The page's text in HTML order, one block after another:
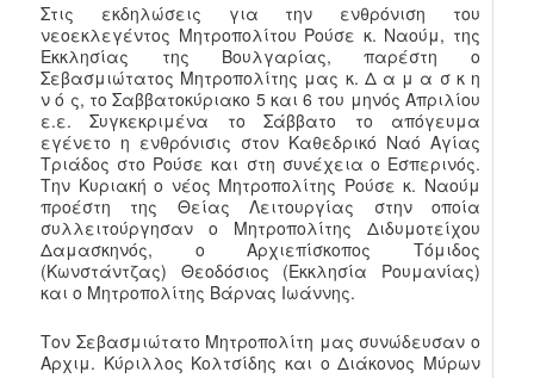
Στις εκδηλώσεις για την ενθρόνιση του
νεοεκλεγέντος Μητροπολίτου Ρούσε κ. Ναούμ, της
Εκκλησίας της Βουλγαρίας, παρέστη ο
Σεβασμιώτατος Μητροπολίτης μας κ. Δ α μ α σ κ η
ν ό ς, το Σαββατοκύριακο 5 και 6 του μηνός Απριλίου
ε.ε. Συγκεκριμένα το Σάββατο το απόγευμα
εγένετο η ενθρόνισις στον Καθεδρικό Ναό Αγίας
Τριάδος στο Ρούσε και στη συνέχεια ο Εσπερινός.
Την Κυριακή ο νέος Μητροπολίτης Ρούσε κ. Ναούμ
προέστη της Θείας Λειτουργίας στην οποία
συλλειτούργησαν ο Μητροπολίτης Διδυμοτείχου
Δαμασκηνός, ο Αρχιεπίσκοπος Τόμιδος
(Κωνστάντζας) Θεοδόσιος (Εκκλησία Ρουμανίας)
και ο Μητροπολίτης Βάρνας Ιωάννης.
Τον Σεβασμιώτατο Μητροπολίτη μας συνώδευσαν ο
Αρχιμ. Κύριλλος Κολτσίδης και ο Διάκονος Μύρων